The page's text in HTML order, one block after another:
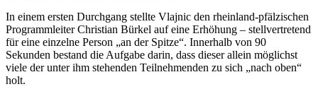
In einem ersten Durchgang stellte Vlajnic den rheinland-pfälzischen
Programmleiter Christian Bürkel auf eine Erhöhung – stellvertretend
für eine einzelne Person „an der Spitze“. Innerhalb von 90
Sekunden bestand die Aufgabe darin, dass dieser allein möglichst
viele der unter ihm stehenden Teilnehmenden zu sich „nach oben“
holt.